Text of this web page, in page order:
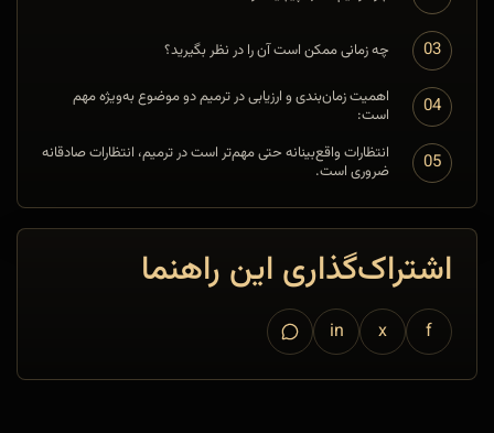
03 چه زمانی ممکن است آن را در نظر بگیرید؟
04
اهمیت زمان‌بندی و ارزیابی در ترمیم دو موضوع به‌ویژه مهم
است:
05
انتظارات واقع‌بینانه حتی مهم‌تر است در ترمیم، انتظارات صادقانه
ضروری است.
اشتراک‌گذاری این راهنما
f
x
in